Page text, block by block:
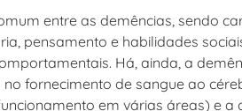
entre as demências, sendo
pensamento e habilidades
Há, ainda, a
fornecimento de sangue ao
em várias áreas) e a